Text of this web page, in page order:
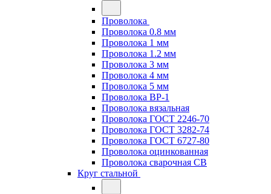
Проволока
Проволока 0.8 мм
Проволока 1 мм
Проволока 1.2 мм
Проволока 3 мм
Проволока 4 мм
Проволока 5 мм
Проволока ВР-1
Проволока вязальная
Проволока ГОСТ 2246-70
Проволока ГОСТ 3282-74
Проволока ГОСТ 6727-80
Проволока оцинкованная
Проволока сварочная СВ
Круг стальной